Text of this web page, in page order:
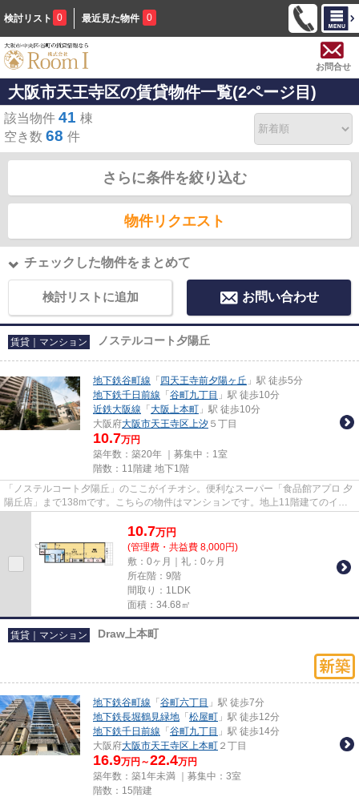
検討リスト 0 最近見た物件 0
お問合せ
大阪市天王寺区の賃貸物件一覧(2ページ目)
該当物件 41 棟
空き数 68 件
さらに条件を絞り込む
物件リクエスト
チェックした物件をまとめて
検討リストに追加 お問い合わせ
賃貸｜マンション ノステルコート夕陽丘
地下鉄谷町線 「 四天王寺前夕陽ヶ丘 」駅 徒歩5分
地下鉄千日前線 「 谷町九丁目 」駅 徒歩10分
近鉄大阪線 「 大阪上本町 」駅 徒歩10分
大阪府大阪市天王寺区上汐 ５丁目
10.7万円
築年数：築20年 ｜募集中： 1室
階数：11階建 地下1階
「ノステルコート夕陽丘」のここがイチオシ。便利なスーパー「食品館アプロ 夕
陽丘店」まで138mです。こちらの物件はマンションです。地上11階建てのイチ
10.7万円
(管理費・共益費 8,000円)
敷：0ヶ月｜礼：0ヶ月
所在階：9階
間取り：1LDK
面積：34.68㎡
賃貸｜マンション Draw上本町
地下鉄谷町線 「 谷町六丁目 」駅 徒歩7分
地下鉄長堀鶴見緑地 「 松屋町 」駅 徒歩12分
地下鉄千日前線 「 谷町九丁目 」駅 徒歩14分
大阪府大阪市天王寺区上本町 ２丁目
16.9万円～22.4万円
築年数：築1年未満 ｜募集中： 3室
階数：15階建